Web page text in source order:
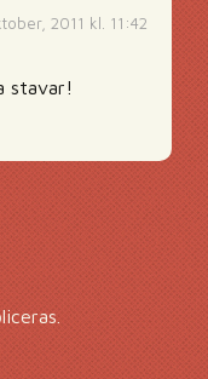
2011 kl. 11:42
stavar!